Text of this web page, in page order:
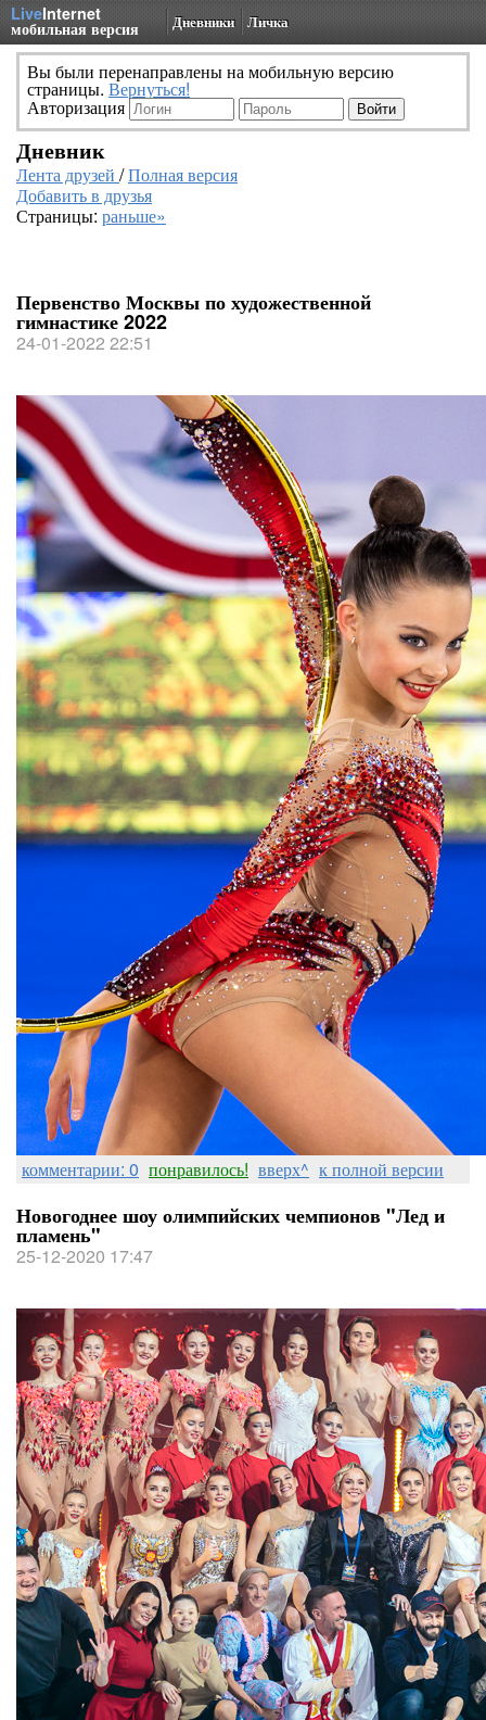
LiveInternet
мобильная версия Дневники Личка
Вы были перенаправлены на мобильную версию
страницы. Вернуться!
Авторизация
Дневник
Лента друзей /Полная версия
Добавить в друзья
Страницы: раньше»
Первенство Москвы по художественной
гимнастике 2022
24-01-2022 22:51
комментарии: 0 понравилось! вверх^ к полной версии
Новогоднее шоу олимпийских чемпионов "Лед и
пламень"
25-12-2020 17:47